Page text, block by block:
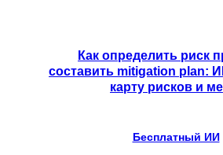
Как определить риск
составить mitigation plan:
карту рисков и
Бесплатный ИИ